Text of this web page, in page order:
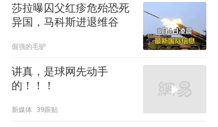
莎拉曝囚父红疹危殆恐死
异国，马科斯进退维谷
倔强的毛驴
讲真，是球网先动手
的！！！
新媒体 39跟贴